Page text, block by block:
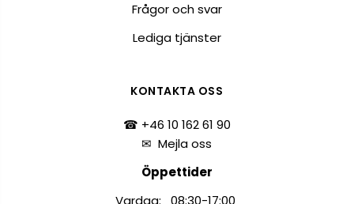
Frågor och svar
Lediga tjänster
KONTAKTA OSS
☎ +46 10 162 61 90
✉Mejla oss
Öppettider
Vardag: 08:30-17:00